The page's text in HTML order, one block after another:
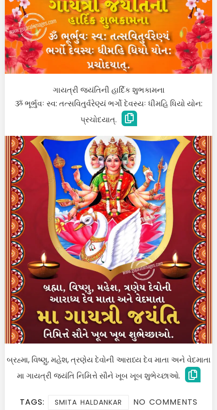
ગાયત્રી જયંતિની હાર્દિક શુભકામના
ૐ ભૂર્ભુવઃ સ્વ: તત્સવિતુર્વરેણ્યં ભર્ગો દેવસ્યઃ ધીમહિ ધિયો યોન:
પ્રચોદયાત્.
બ્રહ્મા, વિષ્ણુ, મહેશ, ત્રણેય દેવોની આરાધ્ય દેવ માતા અને વેદમાતા
મા ગાયત્રી જયંતિ નિમિત્તે સૌને ખૂબ ખૂબ શુભેચ્છાઓ.
TAGS: SMITA HALDANKAR NO COMMENTS